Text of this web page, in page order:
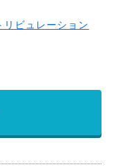
リビュレーション